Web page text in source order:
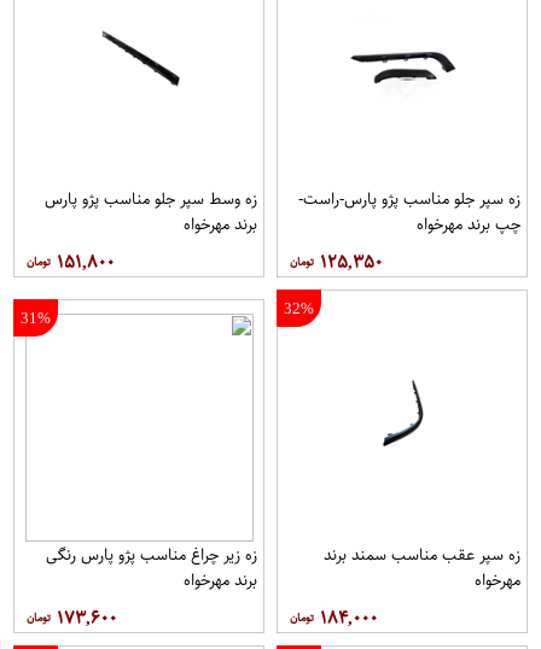
زه سپر جلو مناسب پژو پارس-راست-
چپ برند مهرخواه
۱۲۵,۳۵۰
زه وسط سپر جلو مناسب پژو پارس
برند مهرخواه
۱۵۱,۸۰۰
32%
زه سپر عقب مناسب سمند برند
مهرخواه
۱۸۴,۰۰۰
31%
زه زیر چراغ مناسب پژو پارس رنگی
برند مهرخواه
۱۷۳,۶۰۰